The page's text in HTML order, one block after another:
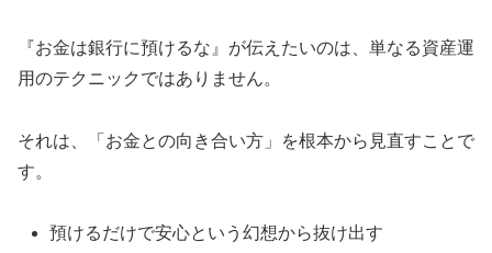
『お金は銀行に預けるな』が伝えたいのは、単なる資産運
用のテクニックではありません。
それは、「お金との向き合い方」を根本から見直すことで
す。
預けるだけで安心という幻想から抜け出す